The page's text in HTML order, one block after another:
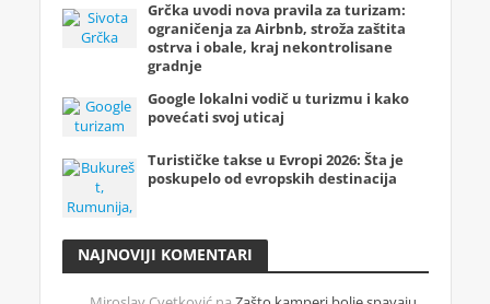
Grčka uvodi nova pravila za turizam:
ograničenja za Airbnb, stroža zaštita
ostrva i obale, kraj nekontrolisane
gradnje
Google lokalni vodič u turizmu i kako
povećati svoj uticaj
Turističke takse u Evropi 2026: Šta je
poskupelo od evropskih destinacija
NAJNOVIJI KOMENTARI